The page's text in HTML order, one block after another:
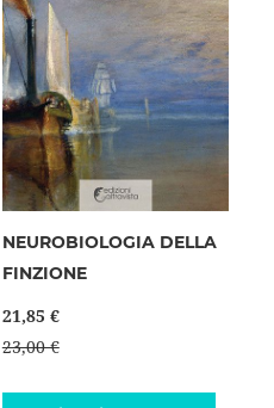
NEUROBIOLOGIA DELLA
FINZIONE
21,85 €
23,00 €